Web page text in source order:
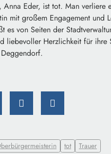
Eder, ist tot. Man verliere
mit großem Engagement und
von Seiten der
liebevoller Herzlichkeit für ihre
tot Trauer